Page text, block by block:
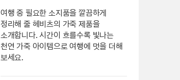
여행 중 필요한 소지품을 깔끔하게
정리해 줄 헤비츠의 가죽 제품을
소개합니다. 시간이 흐를수록 빛나는
천연 가죽 아이템으로 여행에 멋을 더해
보세요.